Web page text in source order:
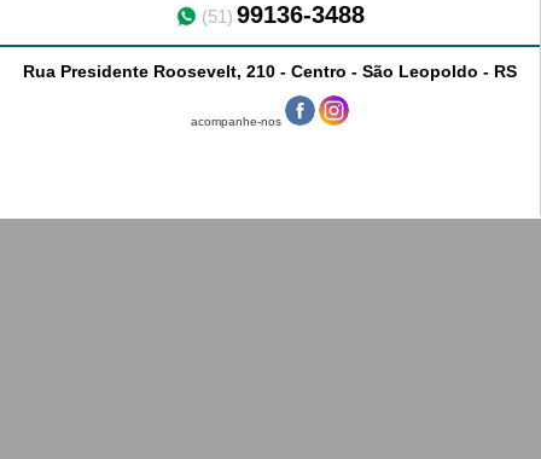
(51) 99136-3488
Rua Presidente Roosevelt, 210 - Centro - São Leopoldo - RS
acompanhe-nos